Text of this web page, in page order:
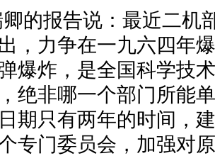
的报告说：最近二机
，力争在一九六四年
爆炸，是全国科学技
绝非哪一个部门所能
期只有两年的时间，
专门委员会，加强对